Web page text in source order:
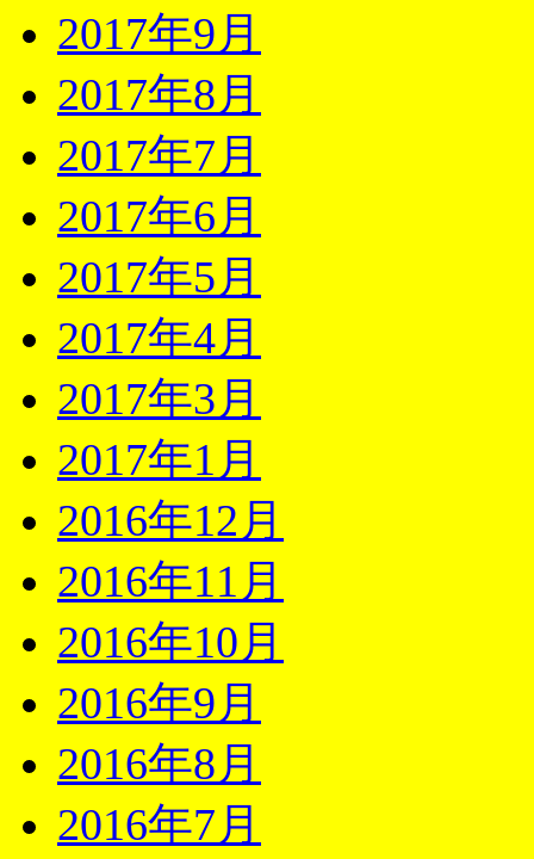
2017年9月
2017年8月
2017年7月
2017年6月
2017年5月
2017年4月
2017年3月
2017年1月
2016年12月
2016年11月
2016年10月
2016年9月
2016年8月
2016年7月